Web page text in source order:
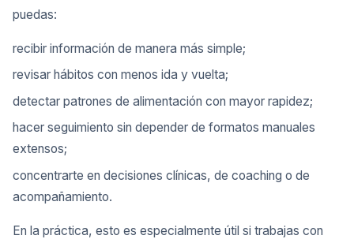
puedas:
recibir información de manera más simple;
revisar hábitos con menos ida y vuelta;
detectar patrones de alimentación con mayor rapidez;
hacer seguimiento sin depender de formatos manuales
extensos;
concentrarte en decisiones clínicas, de coaching o de
acompañamiento.
En la práctica, esto es especialmente útil si trabajas con